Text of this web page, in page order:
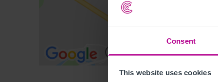
Consent
This website uses cookies